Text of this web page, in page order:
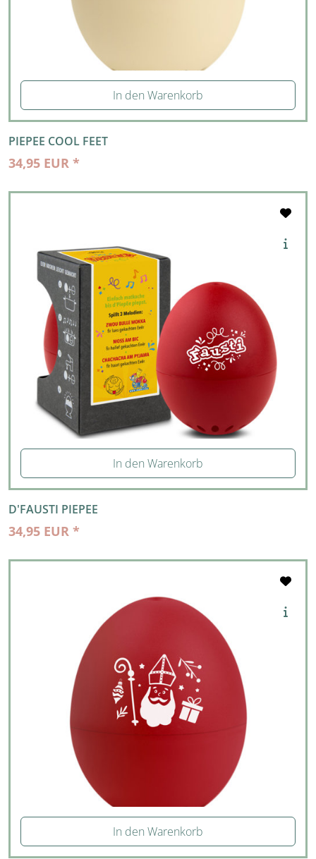
In den Warenkorb
PIEPEE COOL FEET
34,95 EUR *
In den Warenkorb
D'FAUSTI PIEPEE
34,95 EUR *
In den Warenkorb